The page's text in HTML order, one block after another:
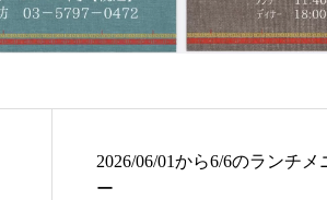
2026/06/01から6/6のランチメ
ー